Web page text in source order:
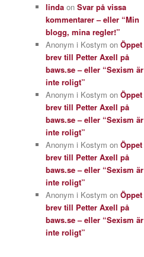
linda on Svar på vissa
kommentarer – eller “Min
blogg, mina regler!”
Anonym i Kostym on Öppet
brev till Petter Axell på
baws.se – eller “Sexism är
inte roligt”
Anonym i Kostym on Öppet
brev till Petter Axell på
baws.se – eller “Sexism är
inte roligt”
Anonym i Kostym on Öppet
brev till Petter Axell på
baws.se – eller “Sexism är
inte roligt”
Anonym i Kostym on Öppet
brev till Petter Axell på
baws.se – eller “Sexism är
inte roligt”